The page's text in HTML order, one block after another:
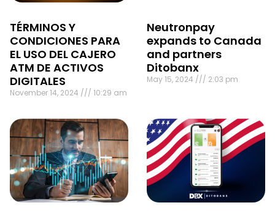
TÉRMINOS Y
CONDICIONES PARA
EL USO DEL CAJERO
ATM DE ACTIVOS
DIGITALES
November 14, 2024 10:29 am
Neutronpay
expands to Canada
and partners
Ditobanx
May 15, 2024 2:03 pm